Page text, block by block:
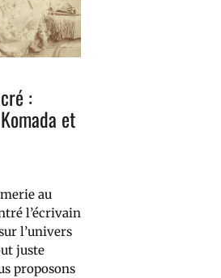
:
et
au
l’écrivain
l’univers
juste
proposons